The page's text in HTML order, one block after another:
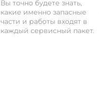
Вы точно будете знать,
какие именно запасные
части и работы входят в
каждый сервисный пакет.